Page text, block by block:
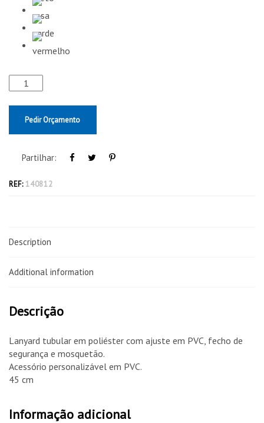
Pedir Orçamento
Partilhar:
REF: 140812
Description
Additional information
Descrição
Lanyard tubular em poliéster com ajuste em PVC, fecho de
segurança e mosquetão.
Acessório personalizável em PVC.
45 cm
Informação adicional